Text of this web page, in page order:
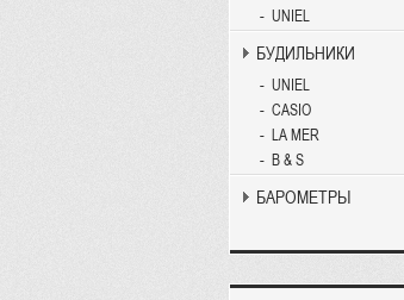
UNIEL
БУДИЛЬНИКИ
UNIEL
CASIO
LA MER
B & S
БАРОМЕТРЫ